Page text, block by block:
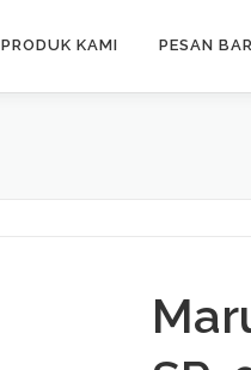
PRODUK KAMI PESAN